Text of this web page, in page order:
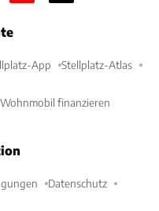
App Stellplatz-Atlas
Wohnmobil finanzieren
Datenschutz